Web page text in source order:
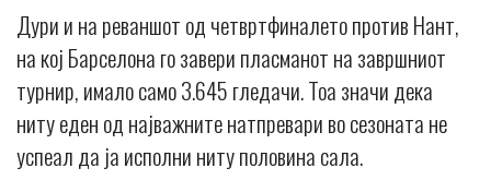
Дури и на реваншот од четвртфиналето против Нант,
на кој Барселона го завери пласманот на завршниот
турнир, имало само 3.645 гледачи. Тоа значи дека
ниту еден од најважните натпревари во сезоната не
успеал да ја исполни ниту половина сала.